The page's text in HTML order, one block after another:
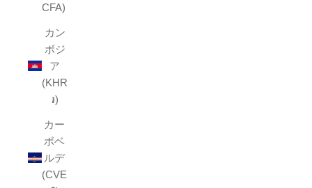
CFA)
カン
ボジ
ア
(KHR
៛)
カー
ボベ
ルデ
(CVE